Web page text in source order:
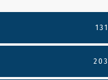
131
203